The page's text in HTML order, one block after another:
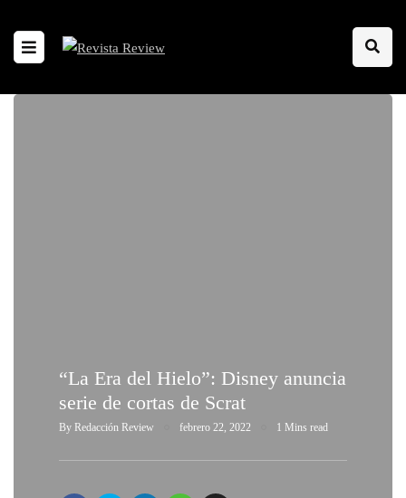
“La Era del Hielo”: Disney anuncia
serie de cortas de Scrat
By Redacción Review febrero 22, 2022 1 Mins read